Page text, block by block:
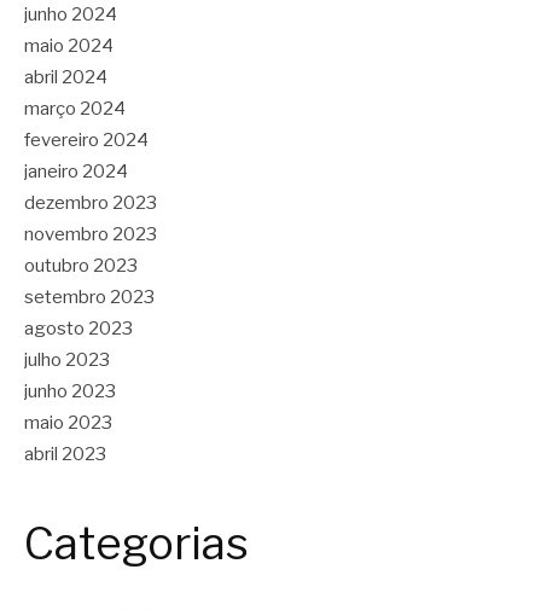
junho 2024
maio 2024
abril 2024
março 2024
fevereiro 2024
janeiro 2024
dezembro 2023
novembro 2023
outubro 2023
setembro 2023
agosto 2023
julho 2023
junho 2023
maio 2023
abril 2023
Categorias